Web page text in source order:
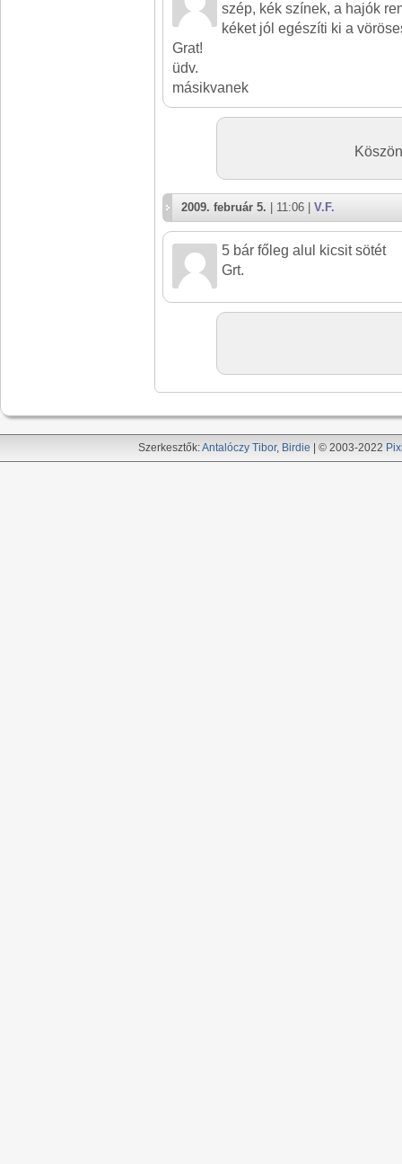
szép, kék színek, a hajók
kéket jól egészíti ki a
Grat!
üdv.
másikvanek
2009. február 5. | 11:06 | V.F.
5 bár főleg alul kicsit sötét
Grt.
Szerkesztők:Antalóczy Tibor, Birdie | © 2003-2022